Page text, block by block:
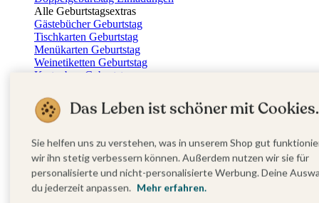
Alle Geburtstagsextras
Gästebücher Geburtstag
Tischkarten Geburtstag
Menükarten Geburtstag
Weinetiketten Geburtstag
Kartenbox Geburtstag
Dankeskarten Geburtstag
Fotobuch Geburtstag
Eventplattform
Einladungskarten Kindergeburtstag
Kindergeburtstag Jungen
Kindergeburtstag Mädchen
Kindergeburtstag Unisex
Einladungskarten 1. Geburtstag
Das Leben ist schöner mit Cookies.
Sie helfen uns zu verstehen, was in unserem Shop gut
wir ihn stetig verbessern können. Außerdem nutzen wir sie für
personalisierte und nicht-personalisierte Werbung. Deine
du jederzeit anpassen. Mehr erfahren.